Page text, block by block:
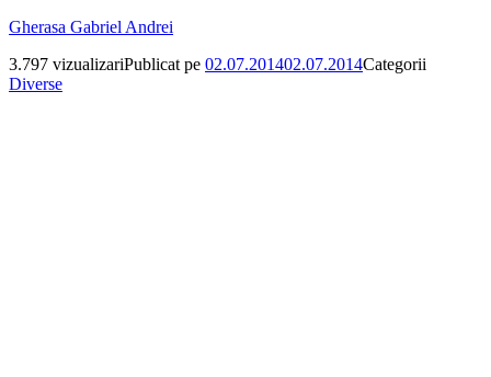
Gherasa Gabriel Andrei
3.797 vizualizariPublicat pe 02.07.201402.07.2014Categorii
Diverse